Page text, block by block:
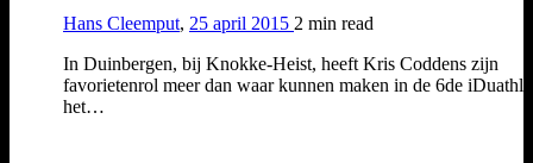
Hans Cleemput, 25 april 2015 2 min read
In Duinbergen, bij Knokke-Heist, heeft Kris Coddens zijn
favorietenrol meer dan waar kunnen maken in de 6de
het…